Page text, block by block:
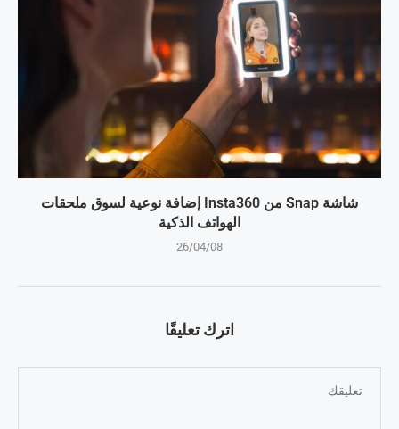
شاشة Snap من Insta360 إضافة نوعية لسوق ملحقات
الهواتف الذكية
26/04/08
اترك تعليقًا